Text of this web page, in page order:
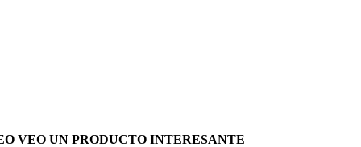
VEO UN PRODUCTO INTERESANTE